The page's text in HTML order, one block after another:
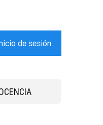
de sesión